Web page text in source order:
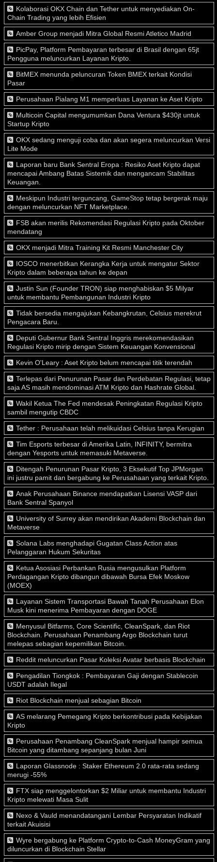
Kolaborasi OKX Chain dan Tether untuk menyediakan On-
Chain Trading yang lebih Efisien
Amber Group menjadi Mitra Global Resmi Atletico Madrid
PicPay, Platform Pembayaran terbesar di Brasil dengan 65jt
Pengguna meluncurkan Layanan Kripto.
BitMEX menunda peluncuran Token BMEX terkait Kondisi
Pasar
Perusahaan Pialang M1 memperluas Layanan ke Aset Kripto
Multicoin Capital mengumumkan Dana Ventura $430jt untuk
Startup Kripto
OKX sedang menguji coba dan akan segera meluncurkan Versi
Lite Mode
Laporan baru Bank Sentral Eropa : Resiko Aset Kripto dapat
mencapai Ambang Batas Sistemik dan mengancam Stabilitas
Keuangan.
Meskipun Industri terguncang, GameStop tetap bergerak maju
dengan meluncurkan NFT Marketplace.
FSB akan merilis Rekomendasi Regulasi Kripto pada Oktober
mendatang
OKX menjadi Mitra Training Kit Resmi Manchester City
IOSCO menerbitkan Kerangka Kerja untuk mengatur Sektor
Kripto dalam beberapa tahun ke depan
Justin Sun (Founder TRON) siap menghabiskan $5 Milyar
untuk membantu Pembangunan Industri Kripto
Tidak bersedia mengajukan Kebangkrutan, Celsius merekrut
Pengacara Baru.
Deputi Gubernur Bank Sentral Inggris merekomendasikan
Regulasi Kripto mirip dengan Sistem Keuangan Konvensional
Kevin O'Leary : Aset Kripto belum mencapai titik terendah
Terlepas dari Penurunan Pasar dan Perdebatan Regulasi, tetap
saja AS masih mendominasi ATM Kripto dan Hashrate Global.
Wakil Ketua The Fed mendesak Peningkatan Regulasi Kripto
sambil mengutip CBDC
Tether : Perusahaan telah melikuidasi Celsius tanpa Kerugian
Tim Esports terbesar di Amerika Latin, INFINITY, bermitra
dengan Yesports untuk memasuki Metaverse.
Ditengah Penurunan Pasar Kripto, 3 Eksekutif Top JPMorgan
ini justru pamit dan bergabung ke Perusahaan yang terkait Kripto.
Anak Perusahaan Binance mendapatkan Lisensi VASP dari
Bank Sentral Spanyol
University of Surrey akan mendirikan Akademi Blockchain dan
Metaverse
Solana Labs menghadapi Gugatan Class Action atas
Pelanggaran Hukum Sekuritas
Ketua Asosiasi Perbankan Rusia mengusulkan Platform
Perdagangan Kripto dibangun dibawah Bursa Efek Moskow
(MOEX)
Layanan Sistem Transportasi Bawah Tanah Perusahaan Elon
Musk kini menerima Pembayaran dengan DOGE
Menyusul Bitfarms, Core Scientific, CleanSpark, dan Riot
Blockchain. Perusahaan Penambang Argo Blockchain turut
melepas sebagian kepemilikan Bitcoin.
Reddit meluncurkan Pasar Koleksi Avatar berbasis Blockchain
Pengadilan Tiongkok : Pembayaran Gaji dengan Stablecoin
USDT adalah Ilegal
Riot Blockchain menjual sebagian Bitcoin
AS melarang Pemegang Kripto berkontribusi pada Kebijakan
Kripto
Perusahaan Penambang CleanSpark menjual hampir semua
Bitcoin yang ditambang sepanjang bulan Juni
Laporan Glassnode : Staker Ethereum 2.0 rata-rata sedang
merugi -55%
FTX siap menggelontorkan $2 Miliar untuk membantu Industri
Kripto melewati Masa Sulit
Nexo & Vauld menandatangani Lembar Persyaratan Indikatif
terkait Akuisisi
Wyre bergabung ke Platform Crypto-to-Cash MoneyGram yang
diluncurkan di Blockchain Stellar